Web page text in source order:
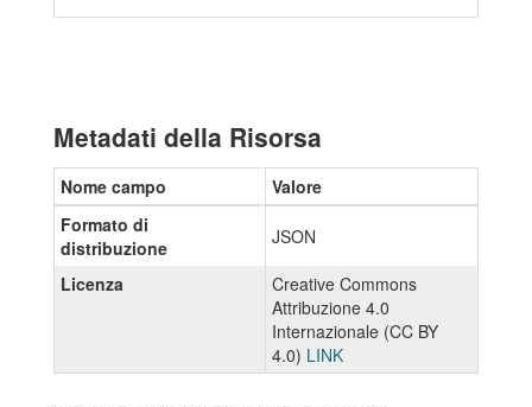
Metadati della Risorsa
Nome campo
Valore
Formato di
distribuzione
JSON
Licenza
Creative Commons
Attribuzione 4.0
Internazionale (CC BY
4.0) LINK